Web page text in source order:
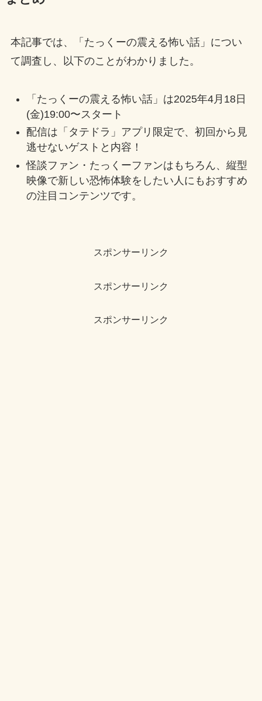
本記事では、「たっくーの震える怖い話」につい
て調査し、以下のことがわかりました。
「たっくーの震える怖い話」は2025年4月18日
(金)19:00〜スタート
配信は「タテドラ」アプリ限定で、初回から見
逃せないゲストと内容！
怪談ファン・たっくーファンはもちろん、縦型
映像で新しい恐怖体験をしたい人にもおすすめ
の注目コンテンツです。
スポンサーリンク
スポンサーリンク
スポンサーリンク